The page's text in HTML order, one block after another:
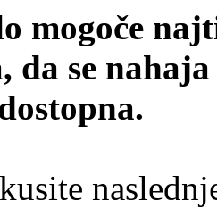
mogoče
da se